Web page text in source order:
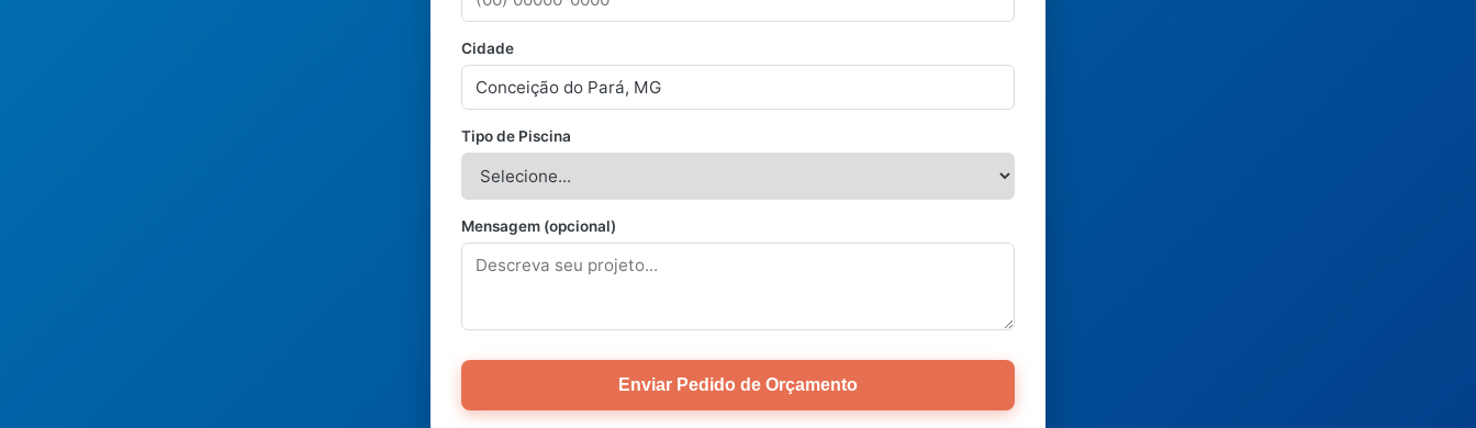
Cidade
Tipo de Piscina
Mensagem (opcional)
Enviar Pedido de Orçamento